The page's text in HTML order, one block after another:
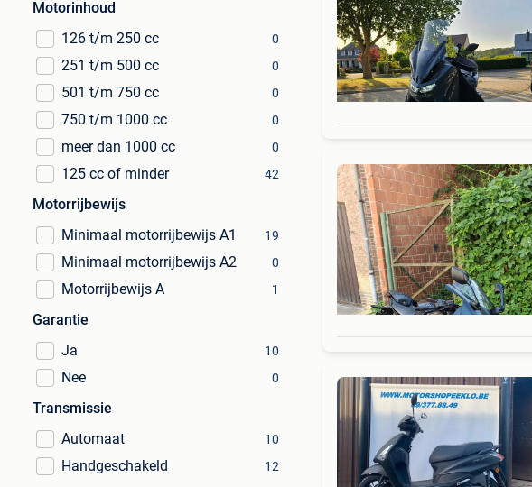
Motorinhoud
126 t/m 250 cc
0
251 t/m 500 cc 0
501 t/m 750 cc 0
750 t/m 1000 cc 0
meer dan 1000 cc 0
125 cc of minder 42
Motorrijbewijs
Minimaal motorrijbewijs A1
19
Minimaal motorrijbewijs A2 0
Motorrijbewijs A 1
Garantie
Ja
10
Nee 0
Transmissie
Automaat
10
Handgeschakeld 12